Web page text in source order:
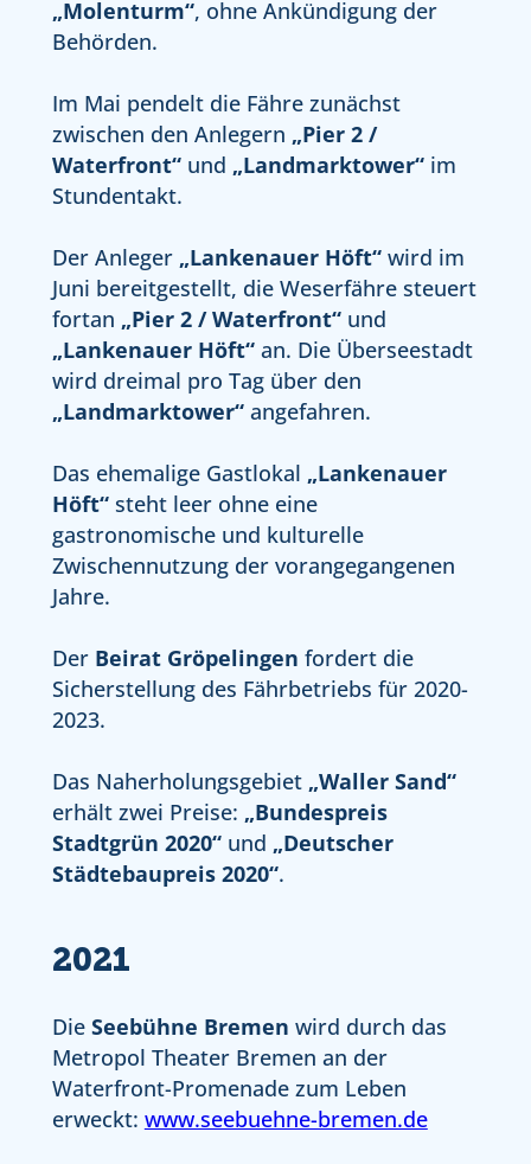
„Molenturm“, ohne Ankündigung der
Behörden.
Im Mai pendelt die Fähre zunächst
zwischen den Anlegern „Pier 2 /
Waterfront“ und „Landmarktower“im
Stundentakt.
Der Anleger „Lankenauer Höft“ wird im
Juni bereitgestellt, die Weserfähre steuert
fortan „Pier 2 / Waterfront“und
„Lankenauer Höft“an. Die Überseestadt
wird dreimal pro Tag über den
„Landmarktower“angefahren.
Das ehemalige Gastlokal „Lankenauer
Höft“steht leer ohne eine
gastronomische und kulturelle
Zwischennutzung der vorangegangenen
Jahre.
Der Beirat Gröpelingen fordert die
Sicherstellung des Fährbetriebs für 2020-
2023.
Das Naherholungsgebiet „Waller Sand“
erhält zwei Preise: „Bundespreis
Stadtgrün 2020“und „Deutscher
Städtebaupreis 2020“.
2021
Die Seebühne Bremen wird durch das
Metropol Theater Bremen an der
Waterfront-Promenade zum Leben
erweckt: www.seebuehne-bremen.de